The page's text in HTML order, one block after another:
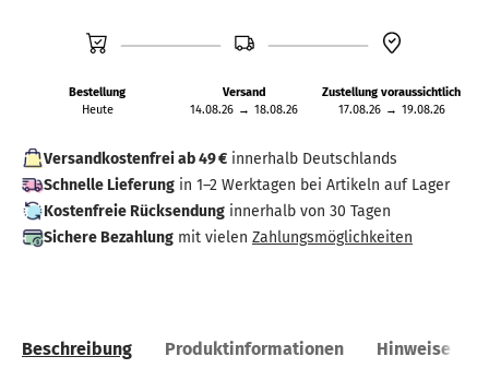
Bestellung
Heute
Versand
14.08.26 → 18.08.26
Zustellung voraussichtlich
17.08.26 → 19.08.26
Versandkostenfrei ab 49 € innerhalb Deutschlands
Schnelle Lieferung in 1–2 Werktagen bei Artikeln auf Lager
Kostenfreie Rücksendung innerhalb von 30 Tagen
Sichere Bezahlung mit vielen Zahlungsmöglichkeiten
Beschreibung Produktinformationen Hinweise